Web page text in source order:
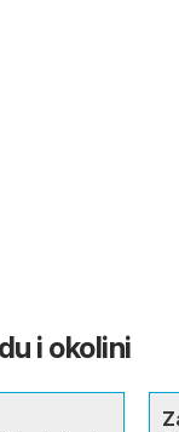
i okolini